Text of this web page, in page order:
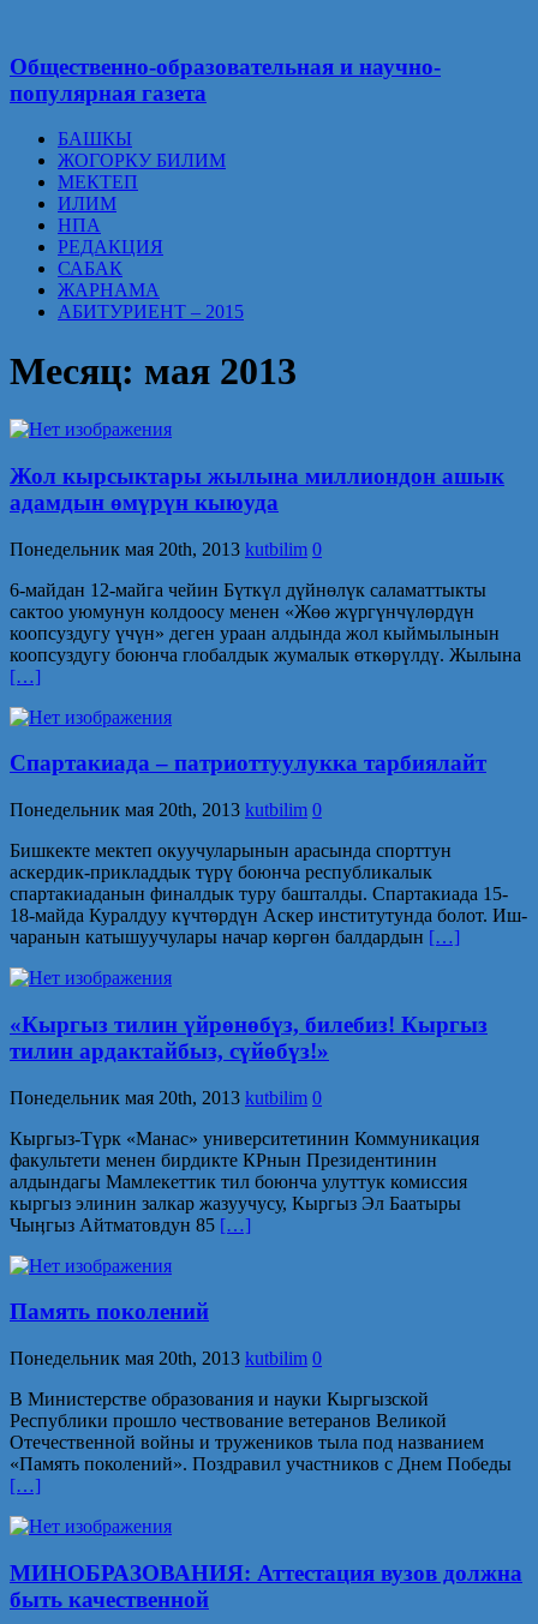
Общественно-образовательная и научно-
популярная газета
БАШКЫ
ЖОГОРКУ БИЛИМ
МЕКТЕП
ИЛИМ
НПА
РЕДАКЦИЯ
САБАК
ЖАРНАМА
АБИТУРИЕНТ – 2015
Месяц: мая 2013
Жол кырсыктары жылына миллиондон ашык
адамдын өмүрүн кыюуда
Понедельник мая 20th, 2013 kutbilim 0
6-майдан 12-майга чейин Бүткүл дүйнөлүк саламаттыкты
сактоо уюмунун колдоосу менен «Жөө жүргүнчүлөрдүн
коопсуздугу үчүн» деген ураан алдында жол кыймылынын
коопсуздугу боюнча глобалдык жумалык өткөрүлдү. Жылына
[…]
Спартакиада – патриоттуулукка тарбиялайт
Понедельник мая 20th, 2013 kutbilim 0
Бишкекте мектеп окуучуларынын арасында спорттун
аскердик-прикладдык түрү боюнча республикалык
спартакиаданын финалдык туру башталды. Спартакиада 15-
18-майда Куралдуу күчтөрдүн Аскер институтунда болот. Иш-
чаранын катышуучулары начар көргөн балдардын […]
«Кыргыз тилин үйрөнөбүз, билебиз! Кыргыз
тилин ардактайбыз, сүйөбүз!»
Понедельник мая 20th, 2013 kutbilim 0
Кыргыз-Түрк «Манас» университетинин Коммуникация
факультети менен бирдикте КРнын Президентинин
алдындагы Мамлекеттик тил боюнча улуттук комиссия
кыргыз элинин залкар жазуучусу, Кыргыз Эл Баатыры
Чыӊгыз Айтматовдун 85 […]
Память поколений
Понедельник мая 20th, 2013 kutbilim 0
В Министерстве образования и науки Кыргызской
Республики прошло чествование ветеранов Великой
Отечественной войны и тружеников тыла под названием
«Память поколений». Поздравил участников с Днем Победы
[…]
МИНОБРАЗОВАНИЯ: Аттестация вузов должна
быть качественной